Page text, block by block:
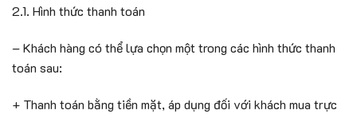
2.1. Hình thức thanh toán
– Khách hàng có thể lựa chọn một trong các hình thức thanh
toán sau:
+ Thanh toán bằng tiền mặt, áp dụng đối với khách mua trực